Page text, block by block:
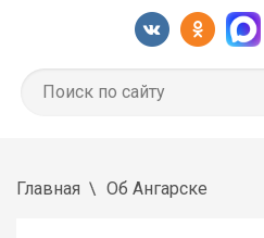
Главная Об Ангарске